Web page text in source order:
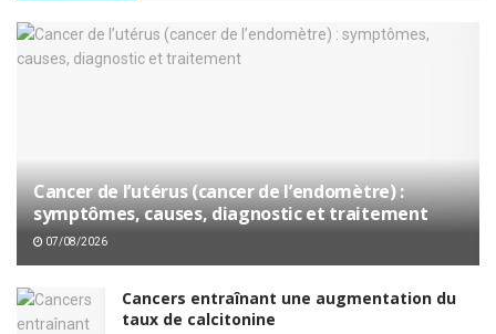
Cancer de l’utérus (cancer de l’endomètre) :
symptômes, causes, diagnostic et traitement
07/08/2026
Cancers entraînant une augmentation du
taux de calcitonine